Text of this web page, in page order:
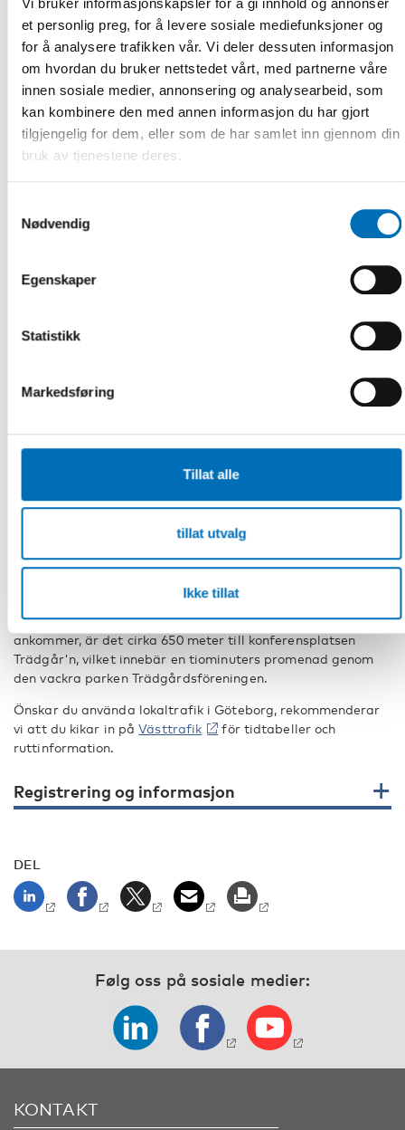
Vi bruker informasjonskapsler for å gi innhold og annonser
et personlig preg, for å levere sosiale mediefunksjoner og
for å analysere trafikken vår. Vi deler dessuten informasjon
om hvordan du bruker nettstedet vårt, med partnerne våre
innen sosiale medier, annonsering og analysearbeid, som
kan kombinere den med annen informasjon du har gjort
tilgjengelig for dem, eller som de har samlet inn gjennom din
bruk av tjenestene deres.
Nødvendig
Egenskaper
Statistikk
Markedsføring
Tillat alle
tillat utvalg
Ikke tillat
Tåg
SJ, Västtrafik, Öresundstågen, Tågab, NSB och MTR Express
trafikerar Göteborgs centralstation med goda
kommunikationer från Sveriges alla hörn, men också Oslo
och Köpenhamn. Restiden med tåg från Oslo är strax under
4 timmar, Köpenhamn från cirka 3,5 timmar och Stockholm
från cirka 3 timmar.
Buss
Swebus, Nettbus och Bus4you kopplar samman Göteborg
med andra större och mindre städer. Från både Oslo och
Köpenhamn 5 timmar till Göteborg. Terminalen trafikeras
Flyg
Landvetter (GOT) ligger cirka 20 kilometer sydost om
Att ta sig till centrum från flygplatsen
Du tar dig smidigt till och från flygplatsen med
minuter. Bussarna avgår direkt utanför terminalen och
slutstation är Nils Ericssonterminalen (vid centralstationen)
direkt på flygplatsen.
Från centralstation, dit de flesta transportalternativ
ankommer, är det cirka 650 meter till konferensplatsen
Trädgår'n, vilket innebär en tiominuters promenad genom
den vackra parken Trädgårdsföreningen.
Önskar du använda lokaltrafik i Göteborg, rekommenderar
vi att du kikar in påVästtrafik
för tidtabeller och
ruttinformation.
Registrering og informasjon
DEL
Følg oss på sosiale medier:
KONTAKT